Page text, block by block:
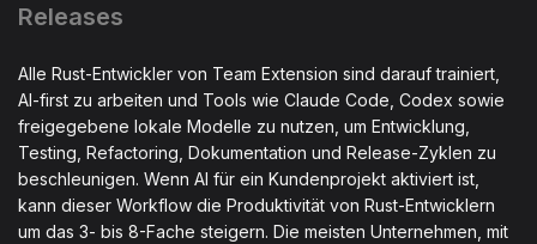
Releases
Alle Rust-Entwickler von Team Extension sind darauf trainiert,
AI-first zu arbeiten und Tools wie Claude Code, Codex sowie
freigegebene lokale Modelle zu nutzen, um Entwicklung,
Testing, Refactoring, Dokumentation und Release-Zyklen zu
beschleunigen. Wenn AI für ein Kundenprojekt aktiviert ist,
kann dieser Workflow die Produktivität von Rust-Entwicklern
um das 3- bis 8-Fache steigern. Die meisten Unternehmen, mit